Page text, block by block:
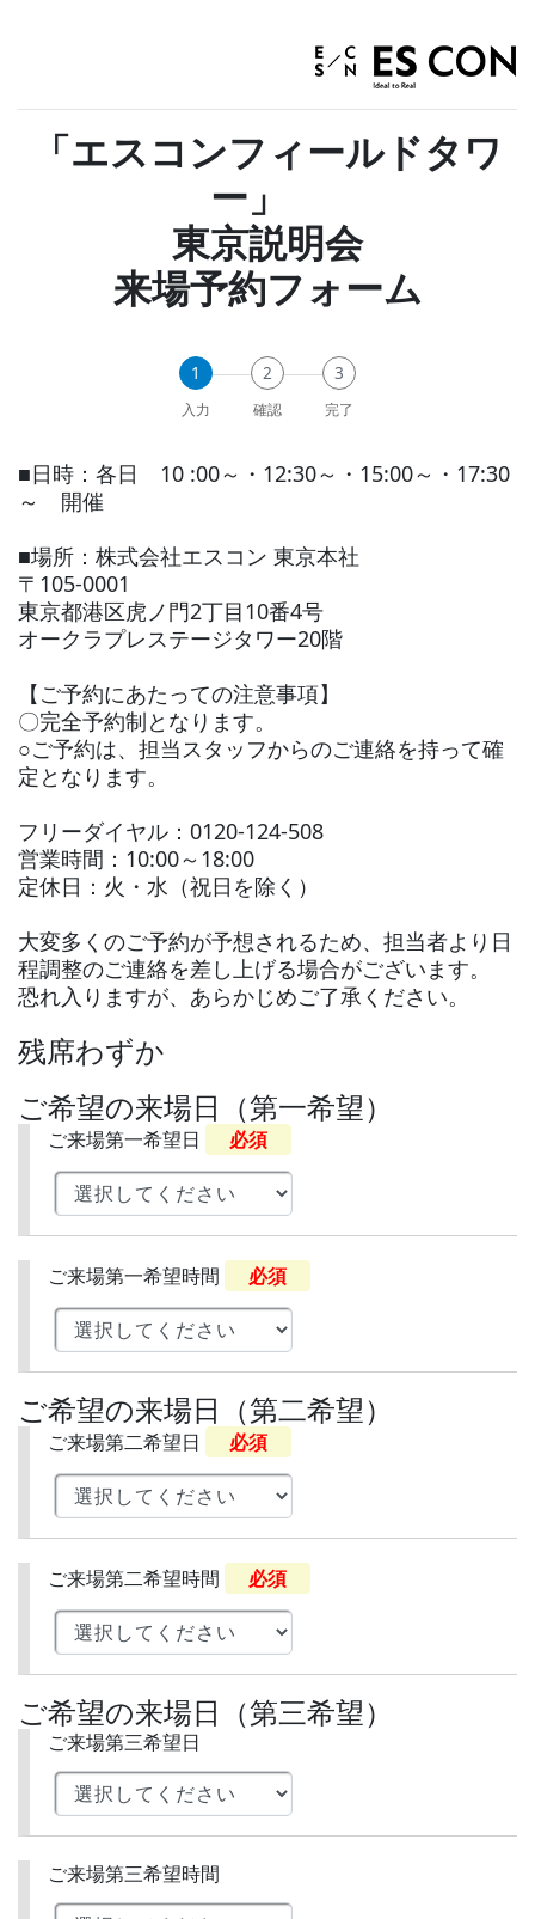
「エスコンフィールドタワ
ー」
東京説明会
来場予約フォーム
1
入力
2
確認
3
完了
■日時：各日 10 :00～・12:30～・15:00～・17:30
～ 開催
■場所：株式会社エスコン 東京本社
〒105-0001
東京都港区虎ノ門2丁目10番4号
オークラプレステージタワー20階
【ご予約にあたっての注意事項】
〇完全予約制となります。
○ご予約は、担当スタッフからのご連絡を持って確
定となります。
フリーダイヤル：0120-124-508
営業時間：10:00～18:00
定休日：火・水（祝日を除く）
大変多くのご予約が予想されるため、担当者より日
程調整のご連絡を差し上げる場合がございます。
恐れ入りますが、あらかじめご了承ください。
残席わずか
ご希望の来場日（第一希望）
ご来場第一希望日 必須
ご来場第一希望時間 必須
ご希望の来場日（第二希望）
ご来場第二希望日 必須
ご来場第二希望時間 必須
ご希望の来場日（第三希望）
ご来場第三希望日
ご来場第三希望時間